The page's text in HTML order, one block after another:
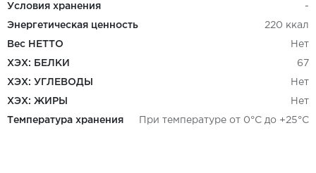
Условия хранения -
Энергетическая ценность 220 ккал
Вес НЕТТО Нет
ХЭХ: БЕЛКИ 67
ХЭХ: УГЛЕВОДЫ Нет
ХЭХ: ЖИРЫ Нет
Температура хранения При температуре от 0°С до +25°С